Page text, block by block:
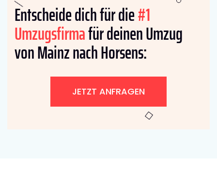
Entscheide dich für die#1
Umzugsfirmafür deinen Umzug
von Mainz nach Horsens:
JETZT ANFRAGEN